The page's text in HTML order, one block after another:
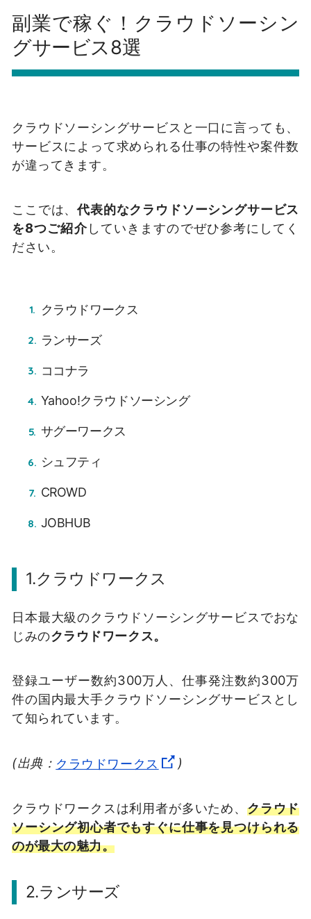
副業で稼ぐ！クラウドソーシン
グサービス8選
クラウドソーシングサービスと一口に言っても、
サービスによって求められる仕事の特性や案件数
が違ってきます。
ここでは、代表的なクラウドソーシングサービス
を8つご紹介していきますのでぜひ参考にしてく
ださい。
クラウドワークス
ランサーズ
ココナラ
Yahoo!クラウドソーシング
サグーワークス
シュフティ
CROWD
JOBHUB
1.クラウドワークス
日本最大級のクラウドソーシングサービスでおな
じみのクラウドワークス。
登録ユーザー数約300万人、仕事発注数約300万
件の国内最大手クラウドソーシングサービスとし
て知られています。
(出典： クラウドワークス )
クラウドワークスは利用者が多いため、 クラウド
ソーシング初心者でもすぐに仕事を見つけられる
のが最大の魅力。
2.ランサーズ